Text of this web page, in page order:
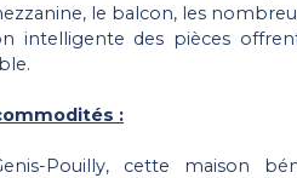
le balcon, les
intelligente des pièces
:
Pouilly, cette maison